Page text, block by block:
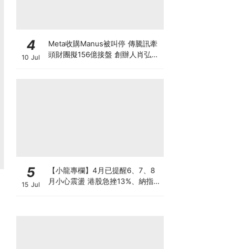
4
10 Jul
Meta收購Manus被叫停 傳騰訊牽
頭財團擬156億接盤 創辦人肖弘遭
5
15 Jul
【小龍專欄】4月已提醒6、7、8
月小心震盪 港股急挫13%、納指跌